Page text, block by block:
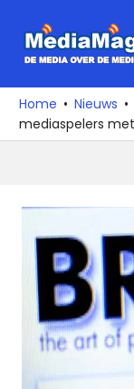
naar
media
over
de
Home Nieuws
mediaspelers met